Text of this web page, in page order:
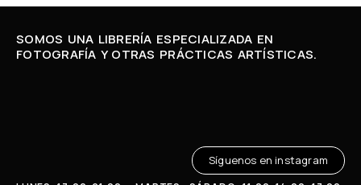
SOMOS UNA LIBRERÍA ESPECIALIZADA EN
FOTOGRAFÍA Y OTRAS PRÁCTICAS ARTÍSTICAS.
Síguenos en instagram